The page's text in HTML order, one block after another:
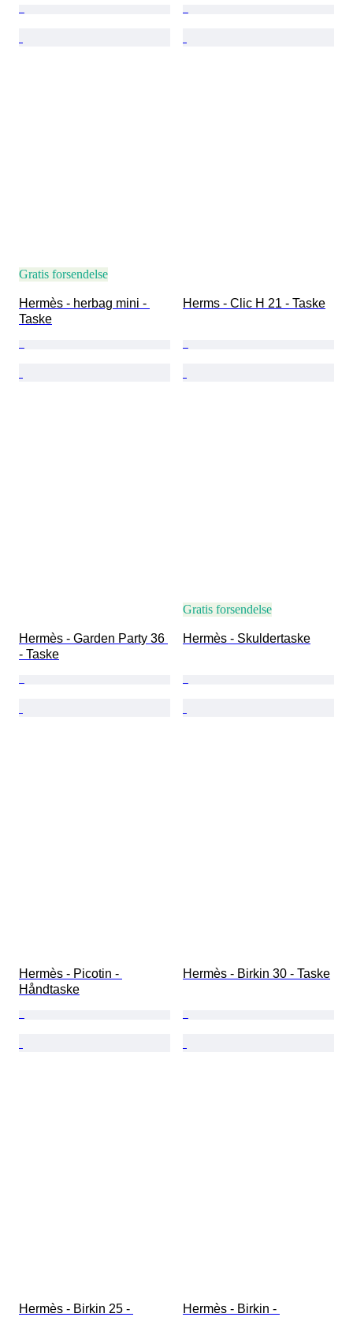
Gratis forsendelse
Hermès - herbag mini -
Taske
Herms - Clic H 21 - Taske
Hermès - Garden Party 36
- Taske
Gratis forsendelse
Hermès - Skuldertaske
Hermès - Picotin -
Håndtaske
Hermès - Birkin 30 - Taske
Hermès - Birkin 25 -
Hermès - Birkin -